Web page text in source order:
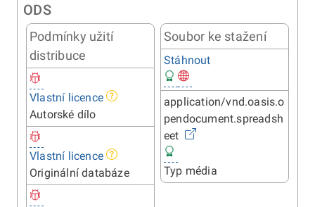
ODS
Podmínky užití
distribuce
Vlastní licence
Autorské dílo
Vlastní licence
Originální databáze
Soubor ke stažení
Stáhnout
application/vnd.oasis.o
pendocument.spreadsh
eet
Typ média